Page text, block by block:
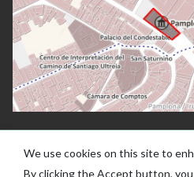
We use cookies on this site to
By clicking the Accept button,